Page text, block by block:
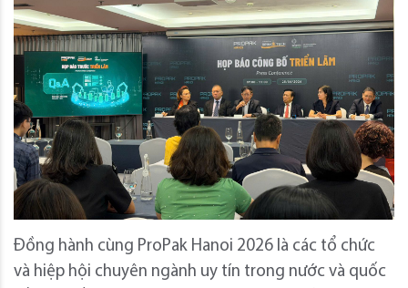
Đồng hành cùng ProPak Hanoi 2026 là các tổ chức
và hiệp hội chuyên ngành uy tín trong nước và quốc